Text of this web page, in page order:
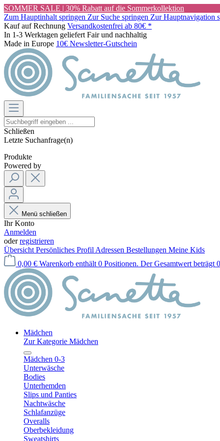
SOMMER SALE | 30% Rabatt auf die Sommerkollektion
Zum Hauptinhalt springen Zur Suche springen Zur Hauptnavigation
Kauf auf Rechnung Versandkostenfrei ab 80€ *
In 1-3 Werktagen geliefert Fair und nachhaltig
Made in Europe 10€ Newsletter-Gutschein
Schließen
Letzte Suchanfrage(n)
Produkte
Powered by
Menü schließen
Ihr Konto
Anmelden
oderregistrieren
Übersicht Persönliches Profil Adressen Bestellungen Meine Kids
0,00 € Warenkorb enthält 0 Positionen. Der Gesamtwert beträgt
Mädchen
Zur Kategorie Mädchen
Mädchen 0-3
Unterwäsche
Bodies
Unterhemden
Slips und Panties
Nachtwäsche
Schlafanzüge
Overalls
Oberbekleidung
Sweatshirts